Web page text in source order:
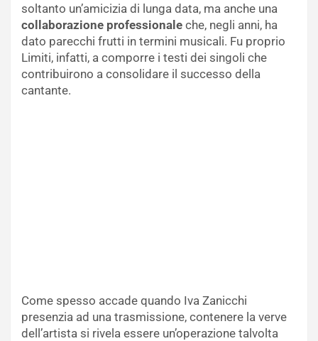
soltanto un’amicizia di lunga data, ma anche una
collaborazione professionale che, negli anni, ha
dato parecchi frutti in termini musicali. Fu proprio
Limiti, infatti, a comporre i testi dei singoli che
contribuirono a consolidare il successo della
cantante.
Come spesso accade quando Iva Zanicchi
presenzia ad una trasmissione, contenere la verve
dell’artista si rivela essere un’operazione talvolta